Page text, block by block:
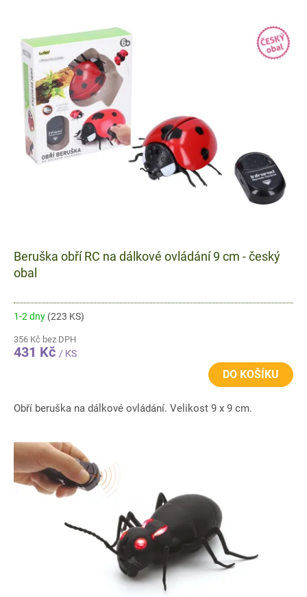
Beruška obří RC na dálkové ovládání 9 cm - český
obal
1-2 dny (223 KS)
356 Kč bez DPH
431 Kč / KS
DO KOŠÍKU
Obří beruška na dálkové ovládání. Velikost 9 x 9 cm.